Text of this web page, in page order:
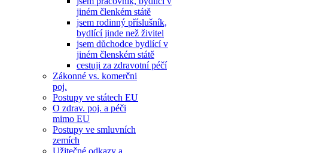
jiném členkém státě
jsem rodinný příslušník,
bydlící jinde než živitel
jsem důchodce bydlící v
jiném členském státě
cestuji za zdravotní péčí
Zákonné vs. komerčni
poj.
Postupy ve státech EU
O zdrav. poj. a péči
mimo EU
Postupy ve smluvních
zemích
Užitečné odkazy a